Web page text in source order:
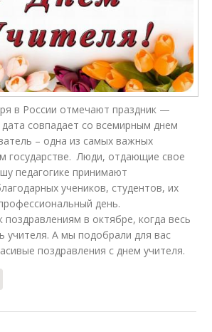
в России отмечают праздник —
совпадает со всемирным днем
– одна из самых важных
государстве. Люди, отдающие свое
педагогике принимают
учеников, студентов, их
день.
поздравлениям в октябре, когда весь
учителя. А мы подобрали для вас
поздравления с днем учителя.